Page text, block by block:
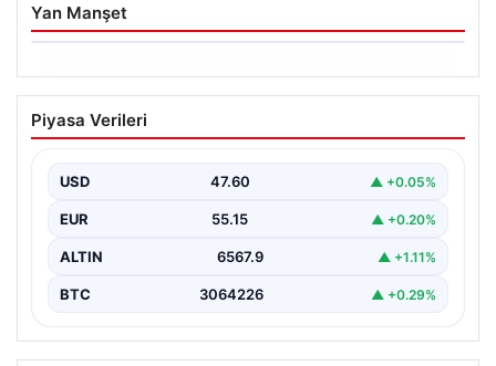
Yan Manşet
05.08.2026
Yatırım araçlarının haftalık performansı
nasıl oldu?
"content": "Bir haftalık zaman diliminde finans
piyasalarında hareketlilik…
Piyasa Verileri
USD 47.60 ▲ +0.05%
EUR 55.15 ▲ +0.20%
ALTIN 6567.9 ▲ +1.11%
BTC 3064226 ▲ +0.29%